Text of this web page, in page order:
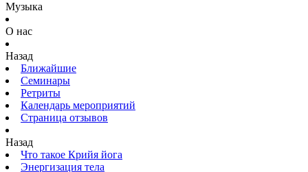
Музыка
О нас
Назад
Ближайшие
Семинары
Ретриты
Календарь мероприятий
Страница отзывов
Назад
Что такое Крийя йога
Энергизация тела